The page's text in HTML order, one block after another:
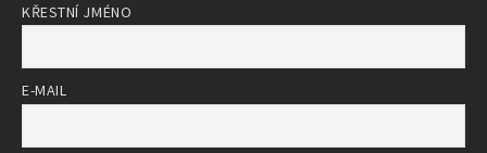
KŘESTNÍ JMÉNO
E-MAIL